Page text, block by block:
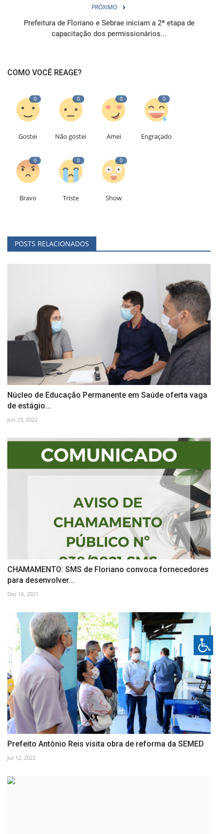
PRÓXIMO
Prefeitura de Floriano e Sebrae iniciam a 2ª etapa de
capacitação dos permissionários...
COMO VOCÊ REAGE?
0
Gostei
0
Não gostei
0
Amei
0
Engraçado
0
Bravo
0
Triste
0
Show
POSTS RELACIONADOS
Núcleo de Educação Permanente em Saúde oferta vaga
de estágio...
Jun 23, 2022
CHAMAMENTO: SMS de Floriano convoca fornecedores
para desenvolver...
Dez 16, 2021
Prefeito Antônio Reis visita obra de reforma da SEMED
Jul 12, 2022